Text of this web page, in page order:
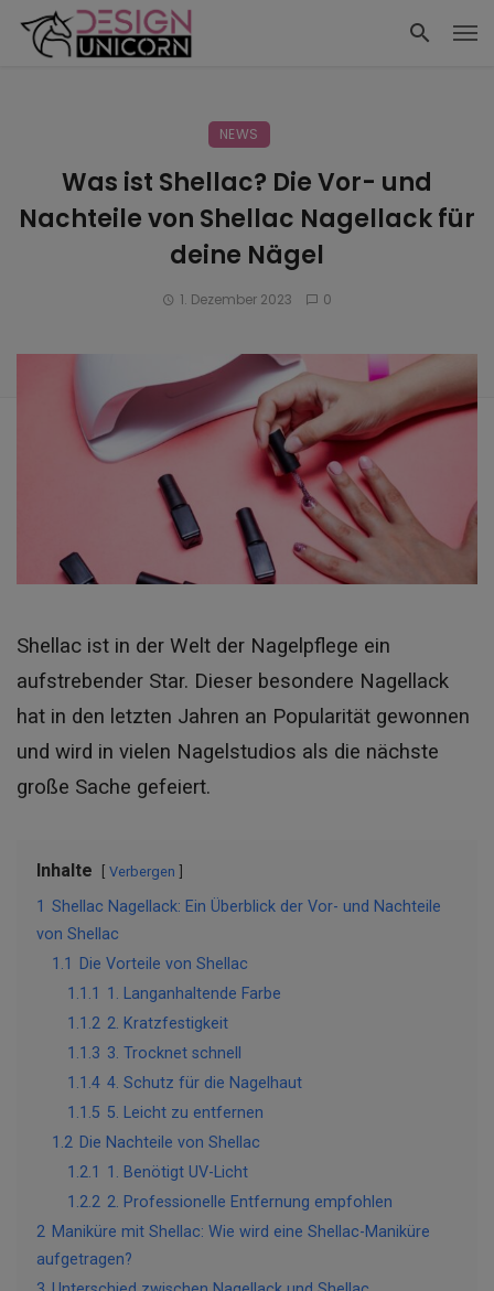
NEWS
Was ist Shellac? Die Vor- und
Nachteile von Shellac Nagellack für
deine Nägel
1. Dezember 2023 0
Shellac ist in der Welt der Nagelpflege ein
aufstrebender Star. Dieser besondere Nagellack
hat in den letzten Jahren an Popularität gewonnen
und wird in vielen Nagelstudios als die nächste
große Sache gefeiert.
Inhalte Verbergen
1 Shellac Nagellack: Ein Überblick der Vor- und Nachteile
von Shellac
1.1
Die Vorteile von Shellac
1.1.1
1. Langanhaltende Farbe
1.1.2 2. Kratzfestigkeit
1.1.3 3. Trocknet schnell
1.1.4 4. Schutz für die Nagelhaut
1.1.5 5. Leicht zu entfernen
1.2 Die Nachteile von Shellac
1.2.1
1. Benötigt UV-Licht
1.2.2 2. Professionelle Entfernung empfohlen
2 Maniküre mit Shellac: Wie wird eine Shellac-Maniküre
aufgetragen?